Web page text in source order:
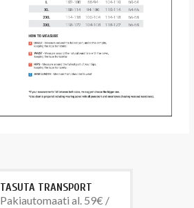
TASUTA TRANSPORT
Pakiautomaati al. 59€ /